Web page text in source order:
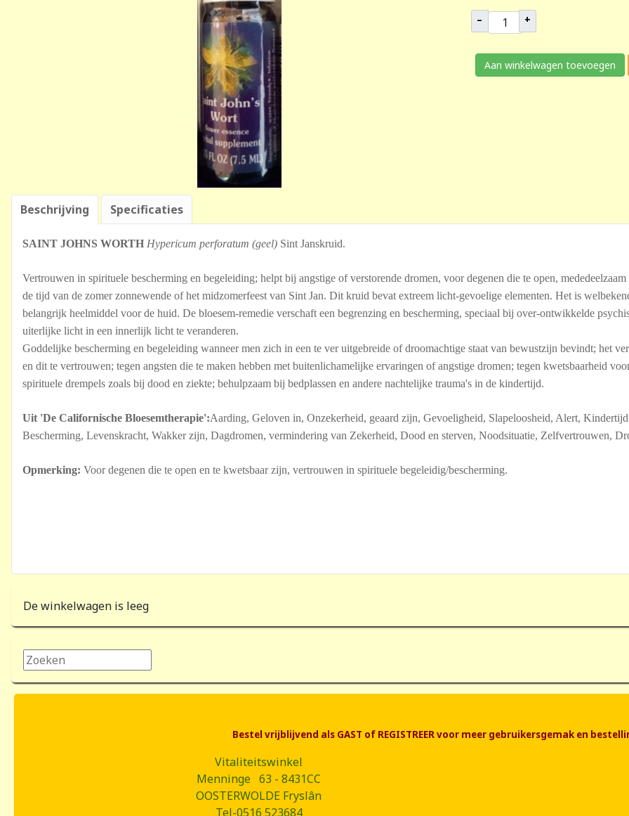
– +
Aan winkelwagen toevoegen
Beschrijving Specificaties
SAINT JOHNS WORTH Hypericum perforatum (geel) Sint Janskruid.
Vertrouwen in spirituele bescherming en begeleiding; helpt bij angstige of verstorende dromen, voor degenen die te open,
de tijd van de zomer zonnewende of het midzomerfeest van Sint Jan. Dit kruid bevat extreem licht-gevoelige elementen. Het is
belangrijk heelmiddel voor de huid. De bloesem-remedie verschaft een begrenzing en bescherming, speciaal bij over-ontwikkelde
uiterlijke licht in een innerlijk licht te veranderen.
Goddelijke bescherming en begeleiding wanneer men zich in een te ver uitgebreide of droomachtige staat van bewustzijn bevindt; het
en dit te vertrouwen; tegen angsten die te maken hebben met buitenlichamelijke ervaringen of angstige dromen; tegen kwetsbaarheid
spirituele drempels zoals bij dood en ziekte; behulpzaam bij bedplassen en andere nachtelijke trauma's in de kindertijd.
Uit 'De Californische Bloesemtherapie':Aarding, Geloven in, Onzekerheid, geaard zijn, Gevoeligheid, Slapeloosheid, Alert,
Bescherming, Levenskracht, Wakker zijn, Dagdromen, vermindering van Zekerheid, Dood en sterven, Noodsituatie, Zelfvertrouwen,
Opmerking: Voor degenen die te open en te kwetsbaar zijn, vertrouwen in spirituele begeleidig/bescherming.
De winkelwagen is leeg
Zoeken...
Bestel vrijblijvend als GAST of REGISTREER voor meer gebruikersgemak en
Vitaliteitswinkel
Menninge 63 - 8431CC
OOSTERWOLDE Fryslân
Tel-0516 523684